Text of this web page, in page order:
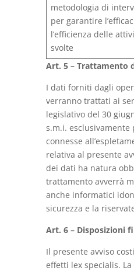
metodologia di
per garantire
l’efficienza delle
svolte
Art. 5 – Trattamento
I dati forniti dagli
verranno trattati ai
legislativo del 30
s.m.i. esclusivamente
connesse
relativa al presente
dei dati ha natura
trattamento avverrà
anche informatici
sicurezza e la
Art. 6 – Disposizioni
Il presente avviso
effetti lex specialis.